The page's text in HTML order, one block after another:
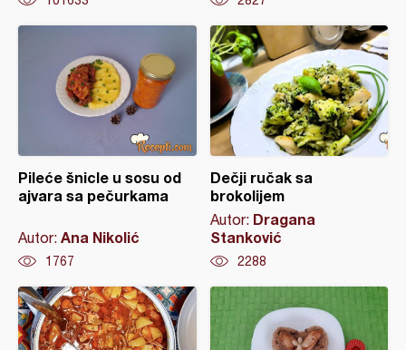
Pileće šnicle u sosu od
ajvara sa pečurkama
Autor: Ana Nikolić
1767
Dečji ručak sa
brokolijem
Autor: Dragana
Stanković
2288